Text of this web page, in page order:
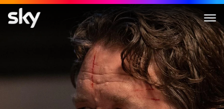
L'Exorcisme